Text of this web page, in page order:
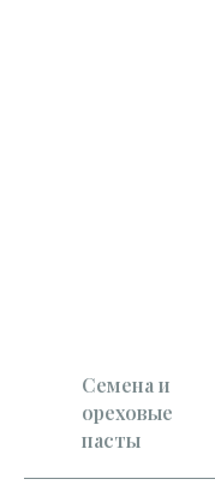
Семена и
ореховые
пасты